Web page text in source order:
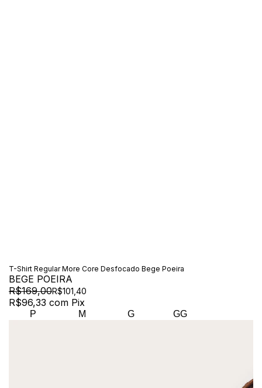
T-Shirt Regular More Core Desfocado Bege Poeira
BEGE POEIRA
R$169,00R$101,40
R$96,33 com Pix
P M G GG